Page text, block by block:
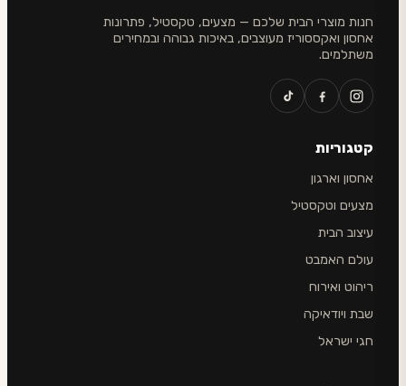
חנות מוצרי הבית שלכם — מצעים, טקסטיל, פתרונות
אחסון ואקססוריז מעוצבים, באיכות גבוהה ובמחירים
משתלמים.
קטגוריות
אחסון וארגון
מצעים וטקסטיל
עיצוב הבית
עולם האמבט
ריהוט ואירוח
שבת ויודאיקה
חגי ישראל